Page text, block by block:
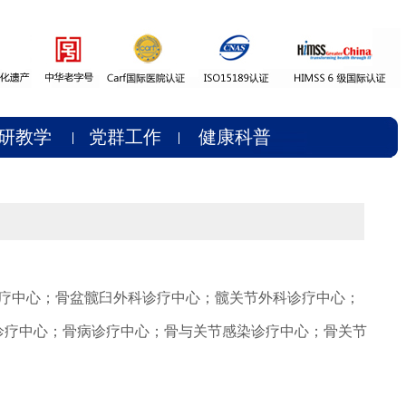
教学 党群工作 健康科普
心；骨盆髋臼外科诊疗中心；髋关节外科诊疗中心；
中心；骨病诊疗中心；骨与关节感染诊疗中心；骨关节